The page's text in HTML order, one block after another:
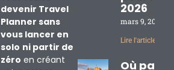
devenir Travel
Planner sans
vous lancer en
solo ni partir de
zéro en créant
2026
mars 9, 2026
Lire l'article »
Où partir